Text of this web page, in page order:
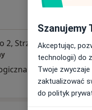
Bolesława Chrobrego 2, Strzelce Opolskie •
Szanujemy
Akceptując,
technologii) do
Twoje
zaktualizować
do polityk